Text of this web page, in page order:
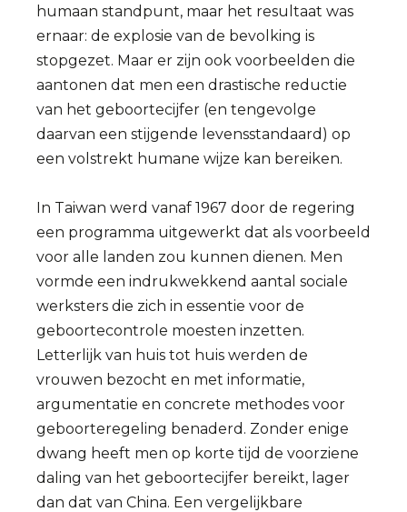
humaan standpunt, maar het resultaat was
ernaar: de explosie van de bevolking is
stopgezet. Maar er zijn ook voorbeelden die
aantonen dat men een drastische reductie
van het geboortecijfer (en tengevolge
daarvan een stijgende levensstandaard) op
een volstrekt humane wijze kan bereiken.
In Taiwan werd vanaf 1967 door de regering
een programma uitgewerkt dat als voorbeeld
voor alle landen zou kunnen dienen. Men
vormde een indrukwekkend aantal sociale
werksters die zich in essentie voor de
geboortecontrole moesten inzetten.
Letterlijk van huis tot huis werden de
vrouwen bezocht en met informatie,
argumentatie en concrete methodes voor
geboorteregeling benaderd. Zonder enige
dwang heeft men op korte tijd de voorziene
daling van het geboortecijfer bereikt, lager
dan dat van China. Een vergelijkbare